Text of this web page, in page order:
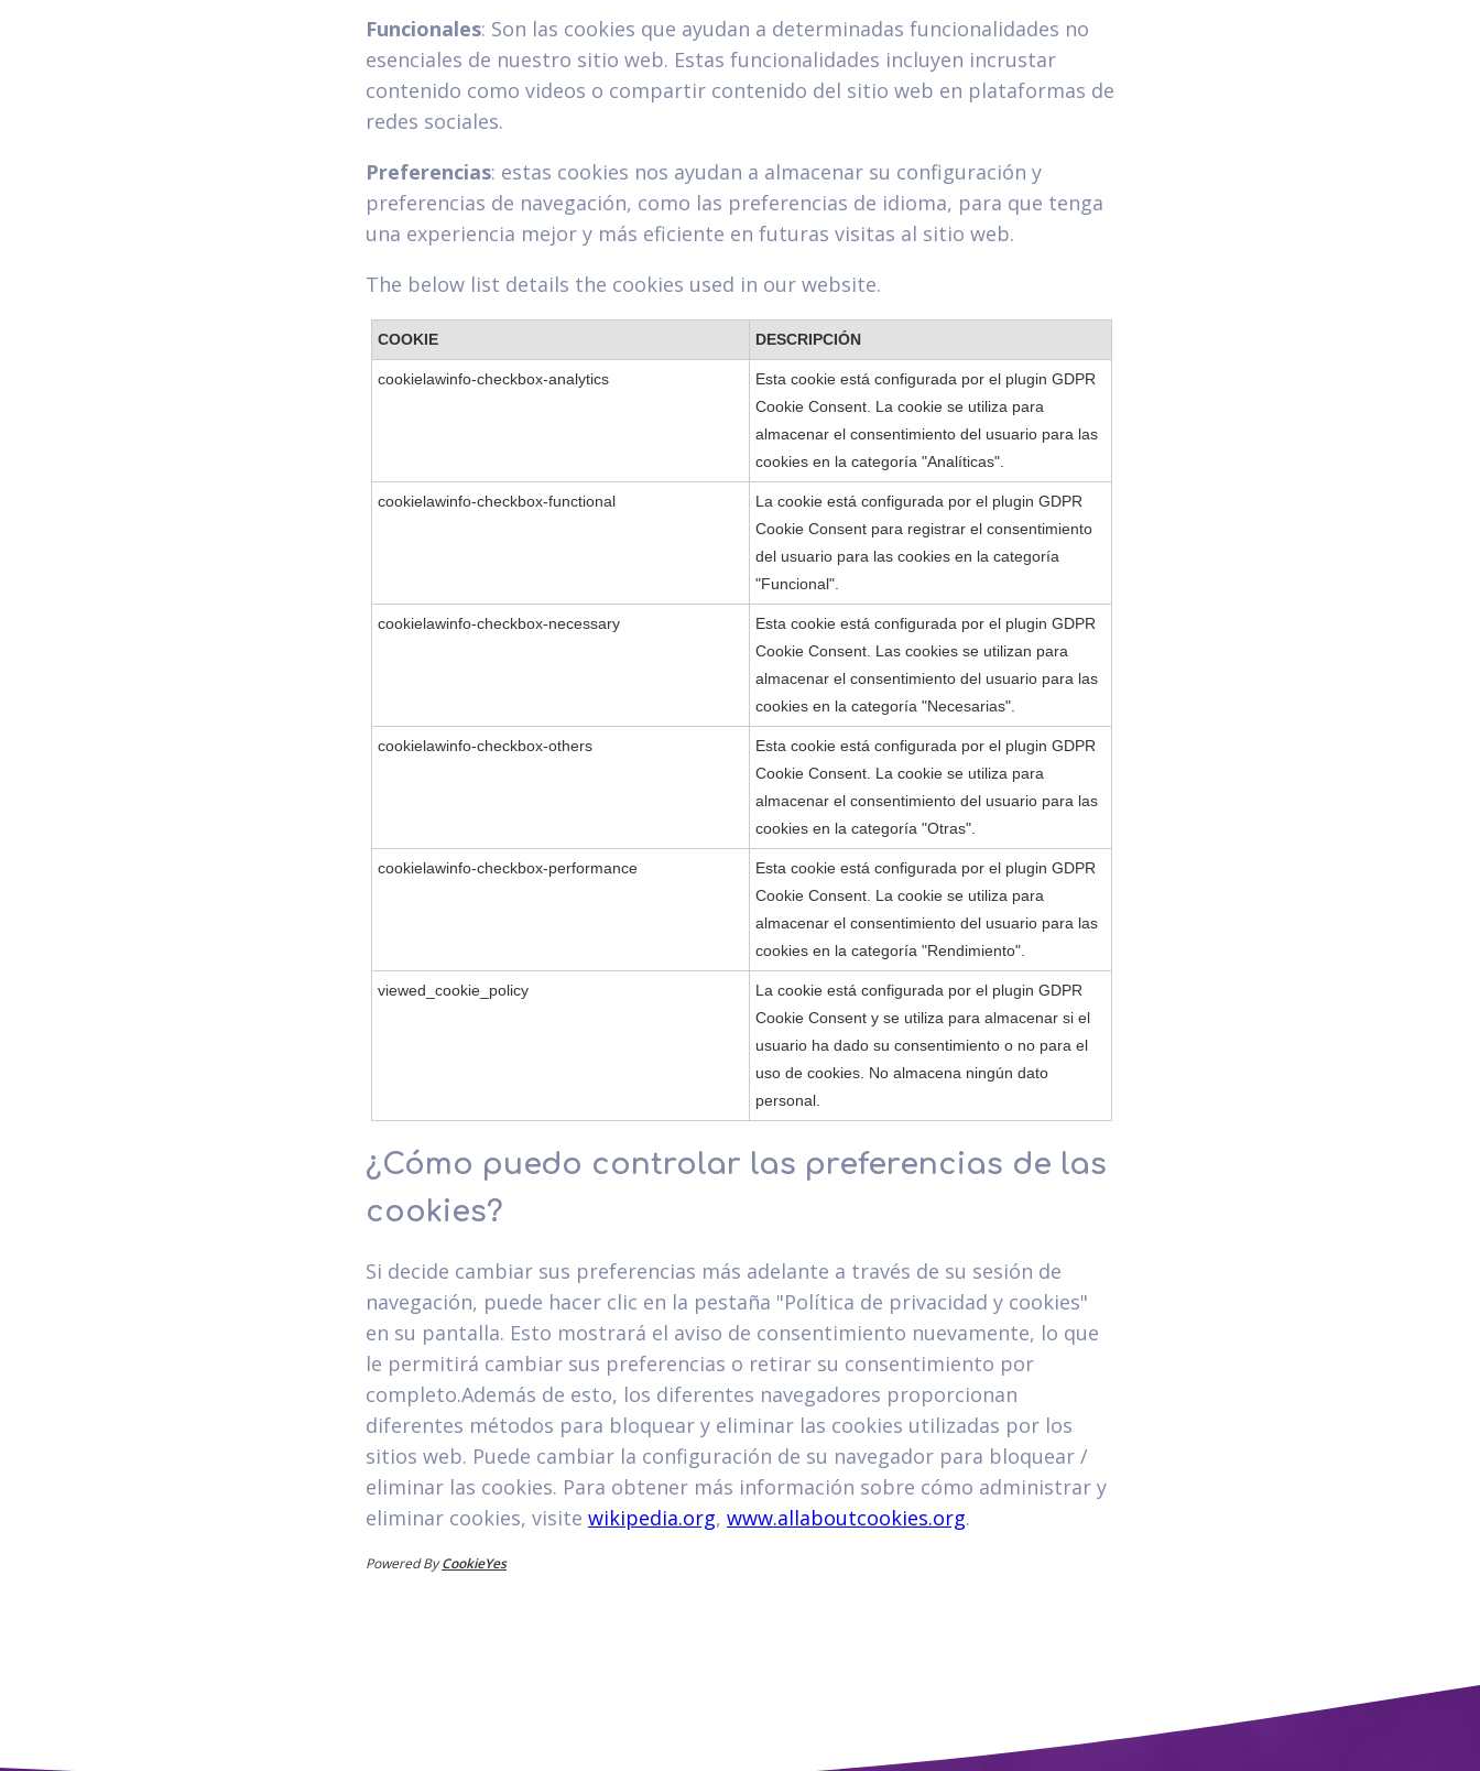
Funcionales: Son las cookies que ayudan a determinadas funcionalidades no
esenciales de nuestro sitio web. Estas funcionalidades incluyen incrustar
contenido como videos o compartir contenido del sitio web en plataformas de
redes sociales.
Preferencias: estas cookies nos ayudan a almacenar su configuración y
preferencias de navegación, como las preferencias de idioma, para que tenga
una experiencia mejor y más eficiente en futuras visitas al sitio web.
The below list details the cookies used in our website.
COOKIE DESCRIPCIÓN
cookielawinfo-checkbox-analytics
Esta cookie está configurada por el plugin GDPR
Cookie Consent. La cookie se utiliza para
almacenar el consentimiento del usuario para las
cookies en la categoría "Analíticas".
cookielawinfo-checkbox-functional
La cookie está configurada por el plugin GDPR
Cookie Consent para registrar el consentimiento
del usuario para las cookies en la categoría
"Funcional".
cookielawinfo-checkbox-necessary
Esta cookie está configurada por el plugin GDPR
Cookie Consent. Las cookies se utilizan para
almacenar el consentimiento del usuario para las
cookies en la categoría "Necesarias".
cookielawinfo-checkbox-others
Esta cookie está configurada por el plugin GDPR
Cookie Consent. La cookie se utiliza para
almacenar el consentimiento del usuario para las
cookies en la categoría "Otras".
cookielawinfo-checkbox-performance
Esta cookie está configurada por el plugin GDPR
Cookie Consent. La cookie se utiliza para
almacenar el consentimiento del usuario para las
cookies en la categoría "Rendimiento".
viewed_cookie_policy
La cookie está configurada por el plugin GDPR
Cookie Consent y se utiliza para almacenar si el
usuario ha dado su consentimiento o no para el
uso de cookies. No almacena ningún dato
personal.
¿Cómo puedo controlar las preferencias de las
cookies?
Si decide cambiar sus preferencias más adelante a través de su sesión de
navegación, puede hacer clic en la pestaña "Política de privacidad y cookies"
en su pantalla. Esto mostrará el aviso de consentimiento nuevamente, lo que
le permitirá cambiar sus preferencias o retirar su consentimiento por
completo.Además de esto, los diferentes navegadores proporcionan
diferentes métodos para bloquear y eliminar las cookies utilizadas por los
sitios web. Puede cambiar la configuración de su navegador para bloquear /
eliminar las cookies. Para obtener más información sobre cómo administrar y
eliminar cookies, visite wikipedia.org, www.allaboutcookies.org.
Powered ByCookieYes